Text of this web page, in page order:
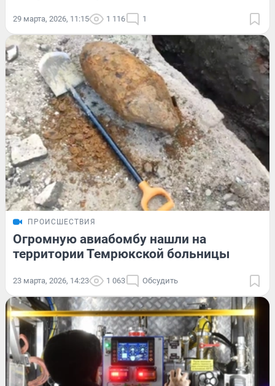
29 марта, 2026, 11:15 1 116 1
ПРОИСШЕСТВИЯ
Огромную авиабомбу нашли на
территории Темрюкской больницы
23 марта, 2026, 14:23 1 063 Обсудить